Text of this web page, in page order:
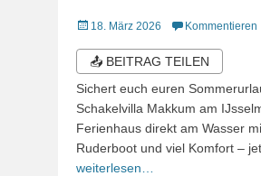
Veröffentlicht
18. März 2026 Kommentieren
📤 BEITRAG TEILEN
Sichert euch euren
Schakelvilla Makkum am
Ferienhaus direkt am Wasser
Ruderboot und viel Komfort –
weiterlesen…